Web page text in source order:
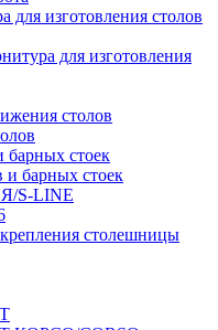
изготовления столов
для изготовления
столов
барных стоек
и барных стоек
S-LINE
столешницы